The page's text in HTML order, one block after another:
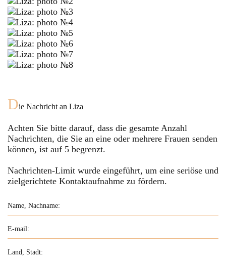
Die Nachricht an Liza
Achten Sie bitte darauf, dass die gesamte Anzahl
Nachrichten, die Sie an eine oder mehrere Frauen senden
können, ist auf 5 begrenzt.
Nachrichten-Limit wurde eingeführt, um eine seriöse und
zielgerichtete Kontaktaufnahme zu fördern.